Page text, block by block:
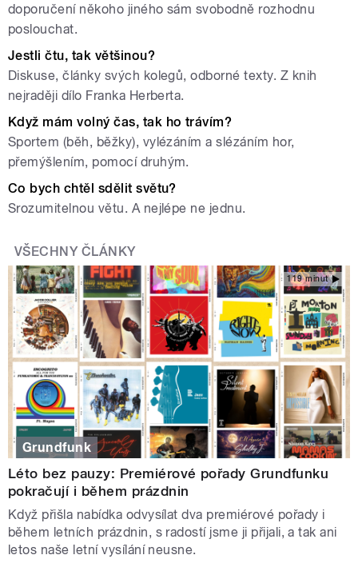
doporučení někoho jiného sám svobodně rozhodnu
poslouchat.
Jestli čtu, tak většinou?
Diskuse, články svých kolegů, odborné texty. Z knih
nejraději dílo Franka Herberta.
Když mám volný čas, tak ho trávím?
Sportem (běh, běžky), vylézáním a slézáním hor,
přemýšlením, pomocí druhým.
Co bych chtěl sdělit světu?
Srozumitelnou větu. A nejlépe ne jednu.
VŠECHNY ČLÁNKY
119 minut
Grundfunk
Léto bez pauzy: Premiérové pořady Grundfunku
pokračují i během prázdnin
Když přišla nabídka odvysílat dva premiérové pořady i
během letních prázdnin, s radostí jsme ji přijali, a tak ani
letos naše letní vysílání neusne.